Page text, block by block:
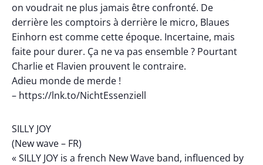
on voudrait ne plus jamais être confronté. De
derrière les comptoirs à derrière le micro, Blaues
Einhorn est comme cette époque. Incertaine, mais
faite pour durer. Ça ne va pas ensemble ? Pourtant
Charlie et Flavien prouvent le contraire.
Adieu monde de merde !
– https://lnk.to/NichtEssenziell
SILLY JOY
(New wave – FR)
« SILLY JOY is a french New Wave band, influenced by